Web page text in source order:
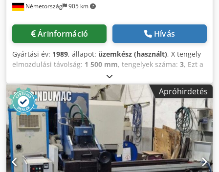
olajköd-elszívó rendszer (a gép tetején láthatóan
jelenleg nem működik.- Az orsó frekvenciaváltója szintén
nem működik. Dedpfx Aozdt H Nscaeck
Németország 905 km
Árinformáció Hívás
Gyártási év: 1989, állapot: üzemkész (használt), X tengely
elmozdulási távolság: 1 500 mm, tengelyek száma: 3, Ezt a
3 tengelyes ELB felületcsiszolót 1989-ben gyártották. 1500
mm x 500 mm-es munkaterülettel rendelkezik, amely
elegendő helyet biztosít a különböző csiszolási
feladatokhoz. Ha kiváló minőségű felületcsiszolási
képességekre vágyik, vegye fontolóra az ELB
felületcsiszolót, amelyet eladásra kínálunk. További
részletekért vegye fel velünk a kapcsolatot. Dedpfszb Et
Dox Acajck - Gyártó: ELB- Munkaterület: 1,500 mm x 500
mm- Gyártás éve: ELB 1989- Állapot: 1989: Állapota:
Nagyon jó / Teljesen működőképes
Apróhirdetés